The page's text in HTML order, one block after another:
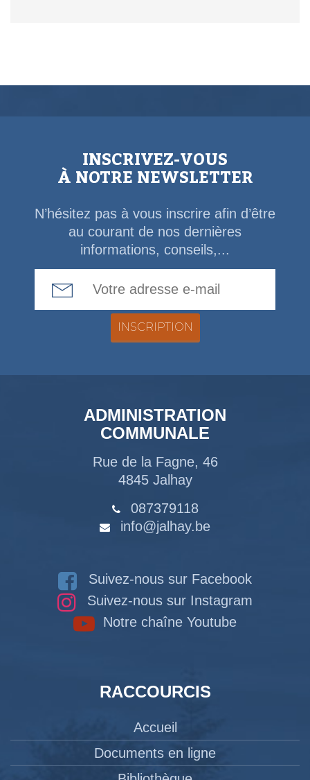
INSCRIVEZ-VOUS
À NOTRE NEWSLETTER
N’hésitez pas à vous inscrire afin d’être
au courant de nos dernières
informations, conseils,...
ADMINISTRATION
COMMUNALE
Rue de la Fagne, 46
4845 Jalhay
087379118
info@jalhay.be
Suivez-nous sur Facebook
Suivez-nous sur Instagram
Notre chaîne Youtube
RACCOURCIS
Accueil
Documents en ligne